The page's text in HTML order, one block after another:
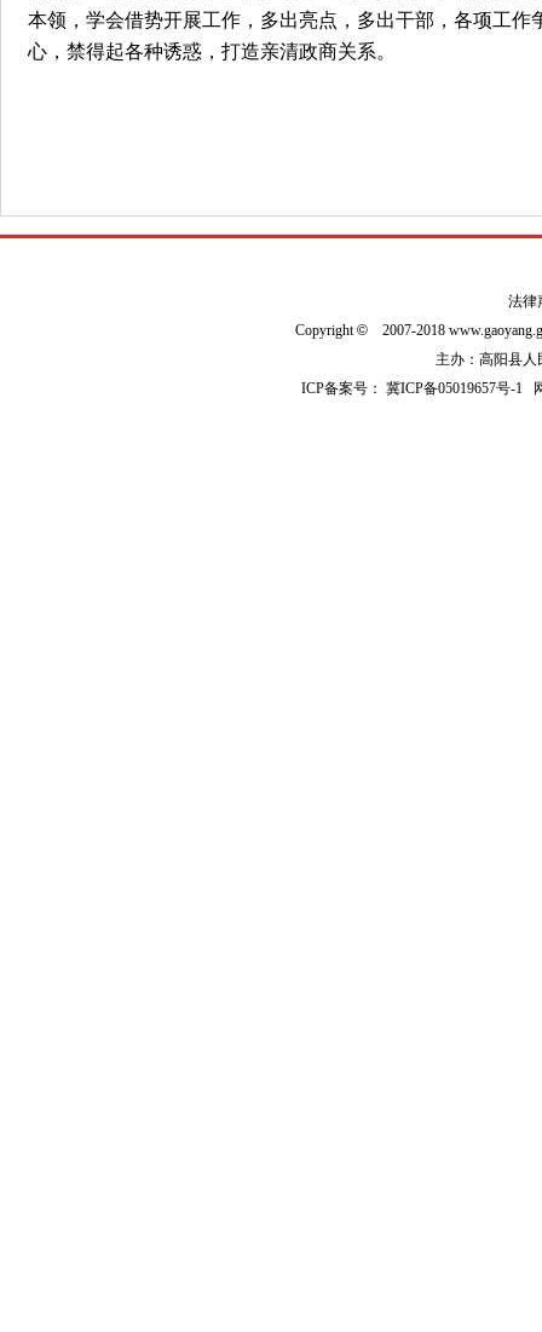
本领，学会借势开展工作，多出亮点，多出干部，各项工
心，禁得起各种诱惑，打造亲清政商关系。
法律
Copyright© 2007-2018
主办：高阳县人
ICP备案号：冀ICP备05019657号-1